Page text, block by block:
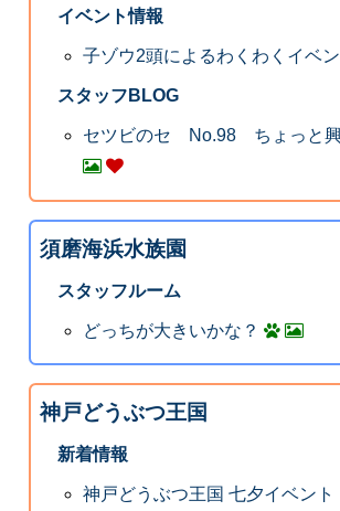
イベント情報
子ゾウ2頭によるわくわくイベン
スタッフBLOG
セツビのセ No.98 ちょっと興
須磨海浜水族園
スタッフルーム
どっちが大きいかな？
神戸どうぶつ王国
新着情報
神戸どうぶつ王国 七夕イベン